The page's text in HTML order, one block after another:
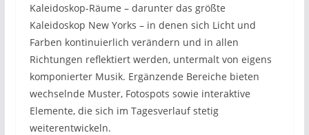
Kaleidoskop-Räume – darunter das größte
Kaleidoskop New Yorks – in denen sich Licht und
Farben kontinuierlich verändern und in allen
Richtungen reflektiert werden, untermalt von eigens
komponierter Musik. Ergänzende Bereiche bieten
wechselnde Muster, Fotospots sowie interaktive
Elemente, die sich im Tagesverlauf stetig
weiterentwickeln.